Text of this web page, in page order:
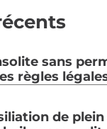
sans
règles
de